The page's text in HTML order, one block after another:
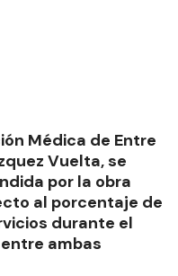
Médica de Entre
Vuelta, se
por la obra
al porcentaje de
durante el
ambas